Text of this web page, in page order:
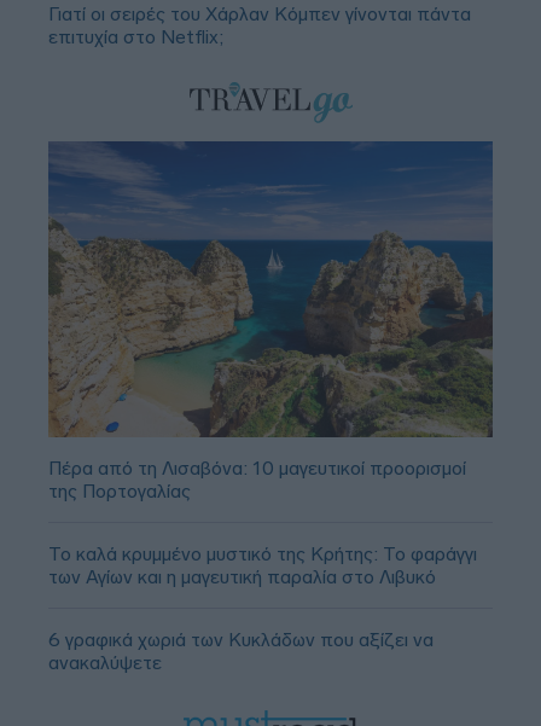
Γιατί οι σειρές του Χάρλαν Κόμπεν γίνονται πάντα
επιτυχία στο Netflix;
Πέρα από τη Λισαβόνα: 10 μαγευτικοί προορισμοί
της Πορτογαλίας
Το καλά κρυμμένο μυστικό της Κρήτης: Το φαράγγι
των Αγίων και η μαγευτική παραλία στο Λιβυκό
6 γραφικά χωριά των Κυκλάδων που αξίζει να
ανακαλύψετε